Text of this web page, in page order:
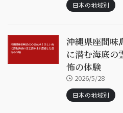
日本の地域別
沖縄県座間味
に潜む海底の
怖の体験
2026/5/28
日本の地域別